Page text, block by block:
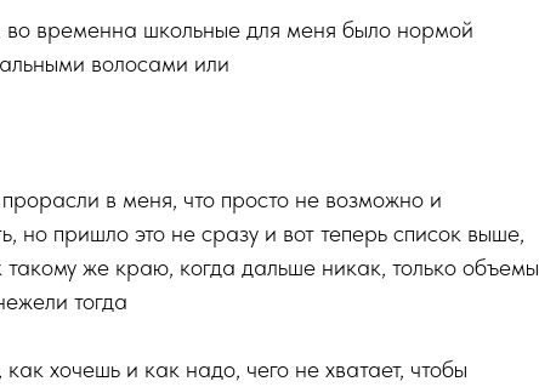
во временна школьные для меня было нормой
волосами или
в меня, что просто не возможно и
но пришло это не сразу и вот теперь список выше,
же краю, когда дальше никак, только объемы
тогда
хочешь и как надо, чего не хватает, чтобы